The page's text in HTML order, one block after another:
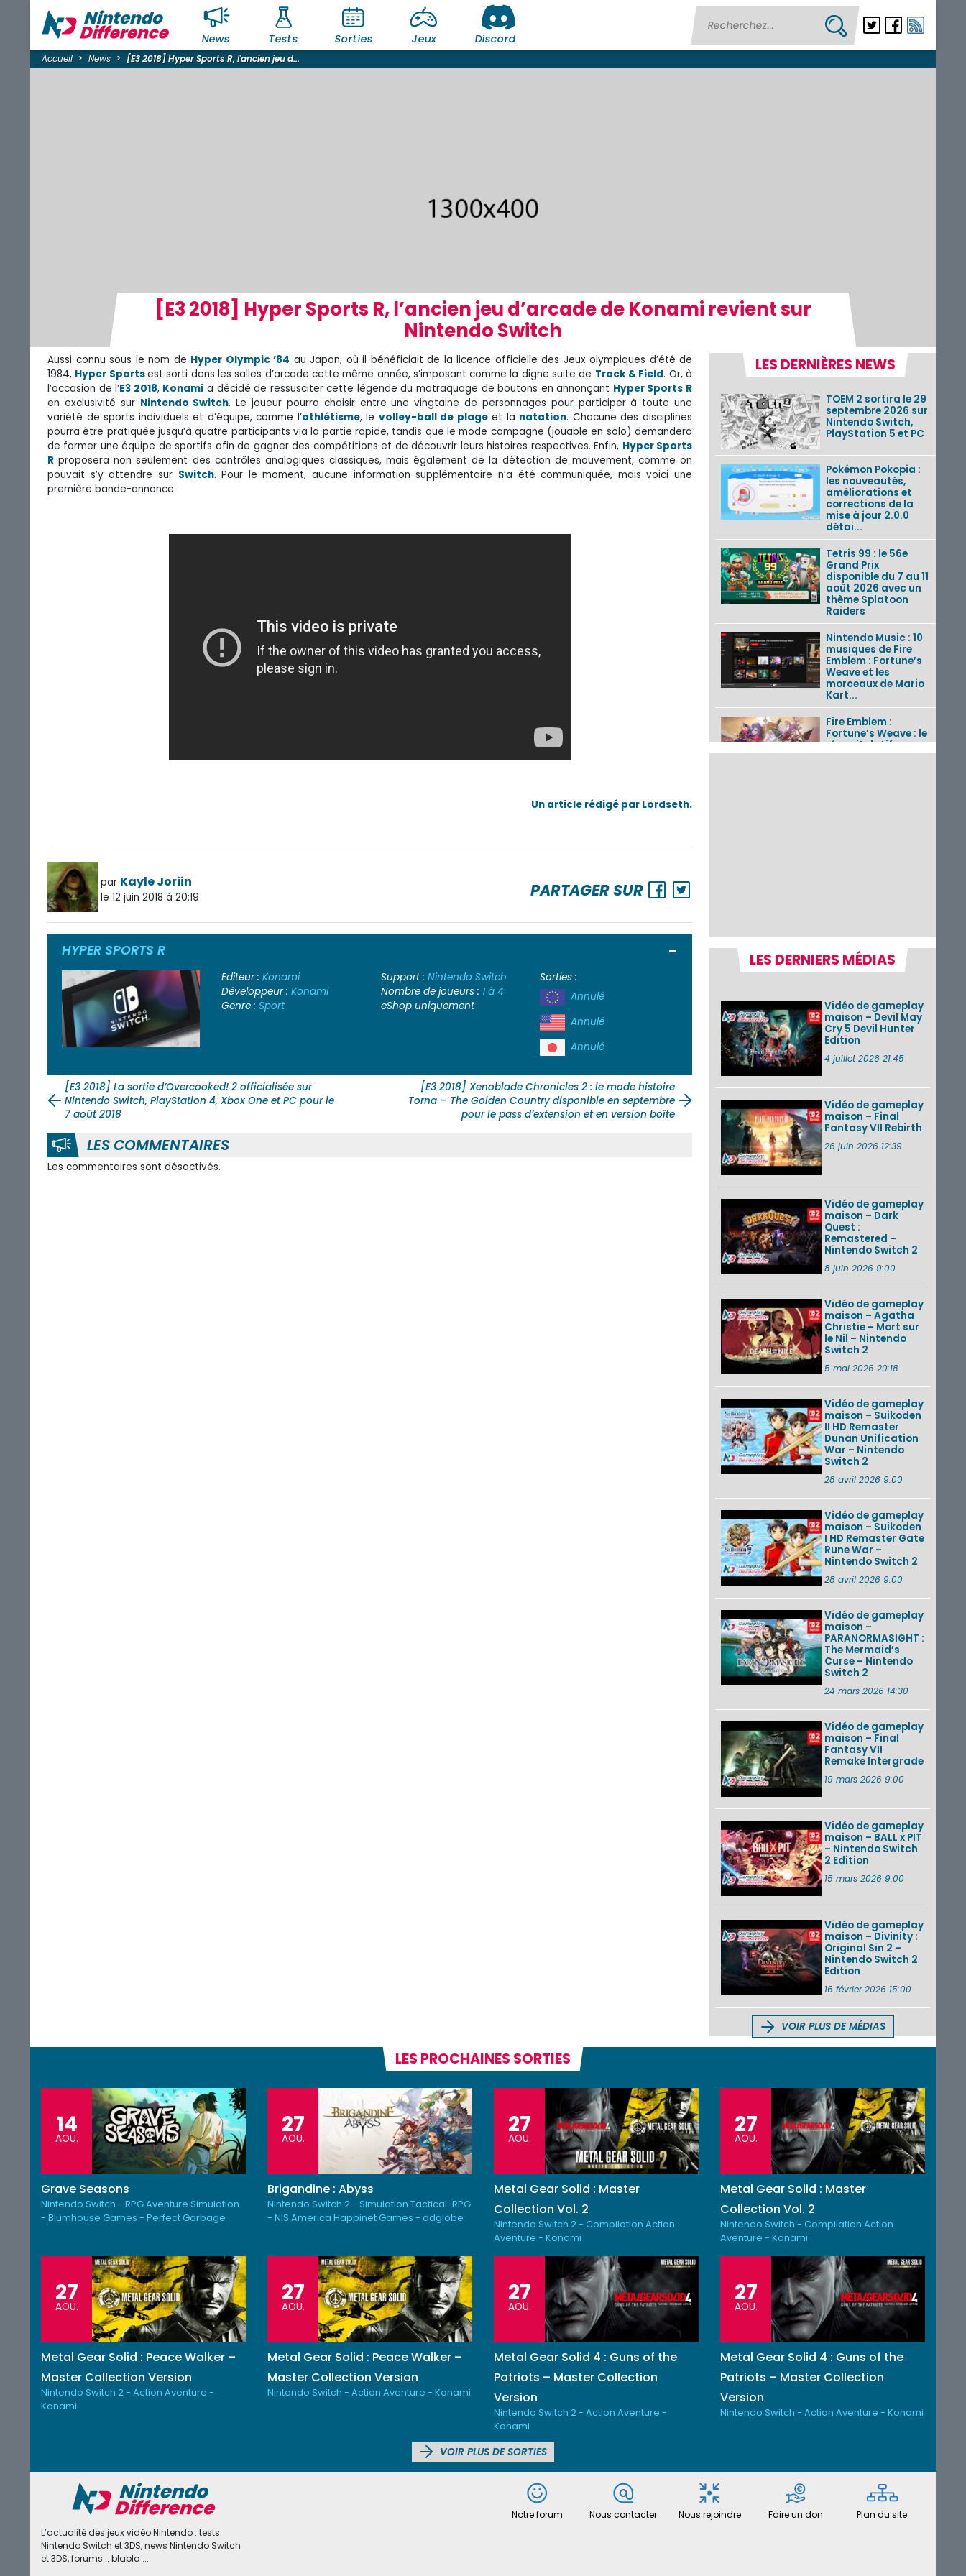
News Tests Sorties Jeux Discord
Accueil News [E3 2018] Hyper Sports R, l'ancien jeu d...
[E3 2018] Hyper Sports R, l’ancien jeu d’arcade de Konami revient sur
Nintendo Switch
Aussi connu sous le nom de Hyper Olympic ’84 au Japon, où il bénéficiait de la licence officielle des Jeux olympiques d’été de
1984, Hyper Sportsest sorti dans les salles d’arcade cette même année, s’imposant comme la digne suite de Track & Field. Or, à
l’occasion de l’E3 2018, Konami a décidé de ressusciter cette légende du matraquage de boutons en annonçant Hyper Sports R
en exclusivité sur Nintendo Switch. Le joueur pourra choisir entre une vingtaine de personnages pour participer à toute une
variété de sports individuels et d’équipe, comme l’athlétisme, le volley-ball de plageet la natation. Chacune des disciplines
pourra être pratiquée jusqu’à quatre participants via la partie rapide, tandis que le mode campagne (jouable en solo) demandera
de former une équipe de sportifs afin de gagner des compétitions et de découvrir leurs histoires respectives. Enfin, Hyper Sports
R proposera non seulement des contrôles analogiques classiques, mais également de la détection de mouvement, comme on
pouvait s’y attendre sur Switch. Pour le moment, aucune information supplémentaire n’a été communiquée, mais voici une
première bande-annonce :
Un article rédigé par Lordseth.
par Kayle Joriin
le 12 juin 2018 à 20:19 PARTAGER SUR
HYPER SPORTS R
Ouvrir / Fermer
Editeur : Konami
Développeur : Konami
Genre : Sport
Support : Nintendo Switch
Nombre de joueurs : 1 à 4
eShop uniquement
Sorties :
Annulé
Annulé
Annulé
[E3 2018] La sortie d’Overcooked! 2 officialisée sur
Nintendo Switch, PlayStation 4, Xbox One et PC pour le
7 août 2018
[E3 2018] Xenoblade Chronicles 2 : le mode histoire
Torna – The Golden Country disponible en septembre
pour le pass d’extension et en version boîte
LES COMMENTAIRES
Les commentaires sont désactivés.
LES DERNIÈRES NEWS
TOEM 2 sortira le 29
septembre 2026 sur
Nintendo Switch,
PlayStation 5 et PC
Pokémon Pokopia :
les nouveautés,
améliorations et
corrections de la
mise à jour 2.0.0
détai...
Tetris 99 : le 56e
Grand Prix
disponible du 7 au 11
août 2026 avec un
thème Splatoon
Raiders
Nintendo Music : 10
musiques de Fire
Emblem : Fortune’s
Weave et les
morceaux de Mario
Kart...
Fire Emblem :
Fortune’s Weave : le
récapitulatif
complet du Direct,
Les sorties eShop de
la semaine 31 de
2026 (Xenoblade
Edit...
Une édition
physique japonaise
de Stray Children
sur Nintendo Switch
décembre ...
Nintendo Music :
des musiques de
cinq jeux Virtual Boy
et de nouveaux
VOIR PLUS DE NEWS
LES DERNIERS MÉDIAS
Vidéo de gameplay
maison – Devil May
Cry 5 Devil Hunter
Edition
4 juillet 2026 21:45
Vidéo de gameplay
maison – Final
Fantasy VII Rebirth
26 juin 2026 12:39
Vidéo de gameplay
maison – Dark
Quest :
Remastered –
Nintendo Switch 2
8 juin 2026 9:00
Vidéo de gameplay
maison – Agatha
Christie – Mort sur
le Nil – Nintendo
Switch 2
5 mai 2026 20:18
Vidéo de gameplay
maison – Suikoden
II HD Remaster
Dunan Unification
War – Nintendo
Switch 2
28 avril 2026 9:00
Vidéo de gameplay
maison – Suikoden
I HD Remaster Gate
Rune War –
Nintendo Switch 2
28 avril 2026 9:00
Vidéo de gameplay
maison –
PARANORMASIGHT :
The Mermaid’s
Curse – Nintendo
Switch 2
24 mars 2026 14:30
Vidéo de gameplay
maison – Final
Fantasy VII
Remake Intergrade
19 mars 2026 9:00
Vidéo de gameplay
maison – BALL x PIT
– Nintendo Switch
2 Edition
15 mars 2026 9:00
Vidéo de gameplay
maison – Divinity :
Original Sin 2 –
Nintendo Switch 2
Edition
16 février 2026 15:00
VOIR PLUS DE MÉDIAS
LES PROCHAINES SORTIES
14
AOU.
Grave Seasons
Nintendo Switch - RPG Aventure Simulation
- Blumhouse Games - Perfect Garbage
27
AOU.
Brigandine : Abyss
Nintendo Switch 2 - Simulation Tactical-RPG
- NIS America Happinet Games - adglobe
27
AOU.
Metal Gear Solid : Master
Collection Vol. 2
Nintendo Switch 2 - Compilation Action
Aventure - Konami
27
AOU.
Metal Gear Solid : Master
Collection Vol. 2
Nintendo Switch - Compilation Action
Aventure - Konami
27
AOU.
Metal Gear Solid : Peace Walker –
Master Collection Version
Nintendo Switch 2 - Action Aventure -
Konami
27
AOU.
Metal Gear Solid : Peace Walker –
Master Collection Version
Nintendo Switch - Action Aventure - Konami
27
AOU.
Metal Gear Solid 4 : Guns of the
Patriots – Master Collection
Version
Nintendo Switch 2 - Action Aventure -
Konami
27
AOU.
Metal Gear Solid 4 : Guns of the
Patriots – Master Collection
Version
Nintendo Switch - Action Aventure - Konami
VOIR PLUS DE SORTIES
L’actualité des jeux vidéo Nintendo : tests
Nintendo Switch et 3DS, news Nintendo Switch
et 3DS, forums... blabla ...
Notre forum Nous contacter Nous rejoindre Faire un don Plan du site